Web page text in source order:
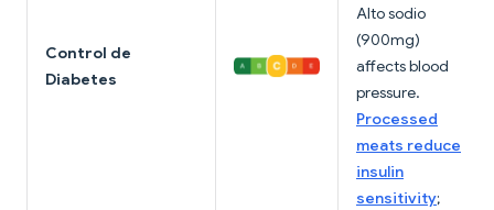
Control de
Diabetes
Alto sodio
(900mg)
affects blood
pressure.
Processed
meats reduce
insulin
sensitivity;